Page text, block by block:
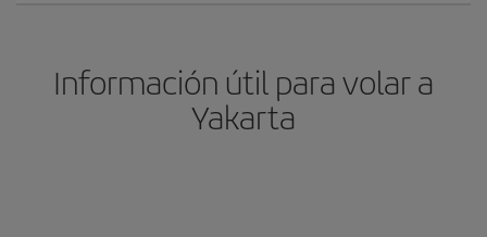
Información útil para volar a
Yakarta